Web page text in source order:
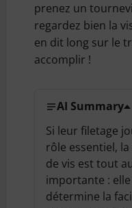
prenez un
regardez bien la
en dit long sur le
accomplir !
AI Summary
Si leur filetage
rôle essentiel,
de vis est tout
importante : elle
détermine la